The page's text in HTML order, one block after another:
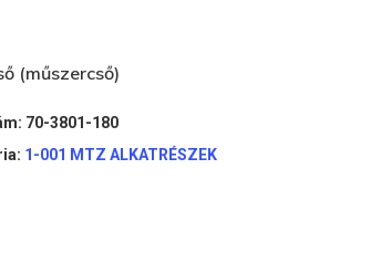
(műszercső)
70-3801-180
1-001 MTZ ALKATRÉSZEK